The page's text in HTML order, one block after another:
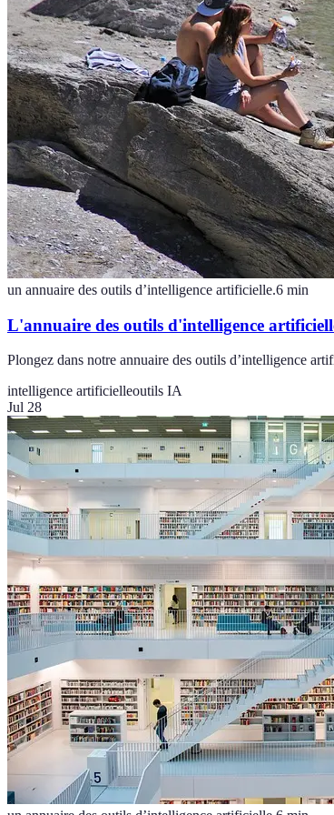
un annuaire des outils d’intelligence artificielle.6 min
L'annuaire des outils d'intelligence
Plongez dans notre annuaire des outils d’intelligence
intelligence artificielleoutils IA
Jul 28